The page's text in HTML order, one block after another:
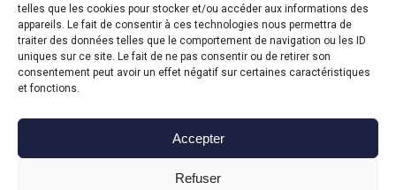
telles que les cookies pour stocker et/ou accéder aux informations des
appareils. Le fait de consentir à ces technologies nous permettra de
traiter des données telles que le comportement de navigation ou les ID
uniques sur ce site. Le fait de ne pas consentir ou de retirer son
consentement peut avoir un effet négatif sur certaines caractéristiques
et fonctions.
Accepter
Refuser
Vacances avec Toody
13 décembre 2024 Bon plans
Toody © 2024